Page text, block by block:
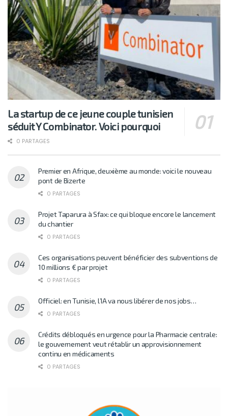
La startup de ce jeune couple tunisien
séduit Y Combinator. Voici pourquoi
0 PARTAGES
Premier en Afrique, deuxième au monde: voici le nouveau
pont de Bizerte
0 PARTAGES
Projet Taparura à Sfax: ce qui bloque encore le lancement
du chantier
0 PARTAGES
Ces organisations peuvent bénéficier des subventions de
10 millions € par projet
0 PARTAGES
Officiel: en Tunisie, l’IA va nous libérer de nos jobs…
0 PARTAGES
Crédits débloqués en urgence pour la Pharmacie centrale:
le gouvernement veut rétablir un approvisionnement
continu en médicaments
0 PARTAGES